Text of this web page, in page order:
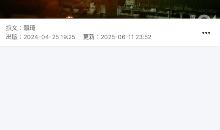
撰文： 賴琦
出版： 2024-04-25 19:25 更新： 2025-06-11 23:52